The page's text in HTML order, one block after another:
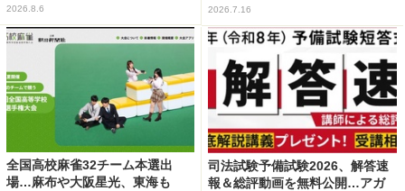
2026.8.6 2026.7.16
全国高校麻雀32チーム本選出
場…麻布や大阪星光、東海も
司法試験予備試験2026、解答速
報＆総評動画を無料公開…アガ